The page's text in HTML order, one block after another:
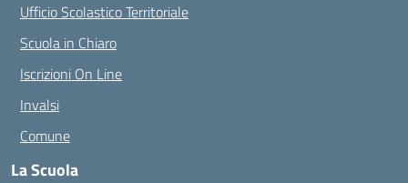
Ufficio Scolastico Territoriale
Scuola in Chiaro
Iscrizioni On Line
Invalsi
Comune
La Scuola